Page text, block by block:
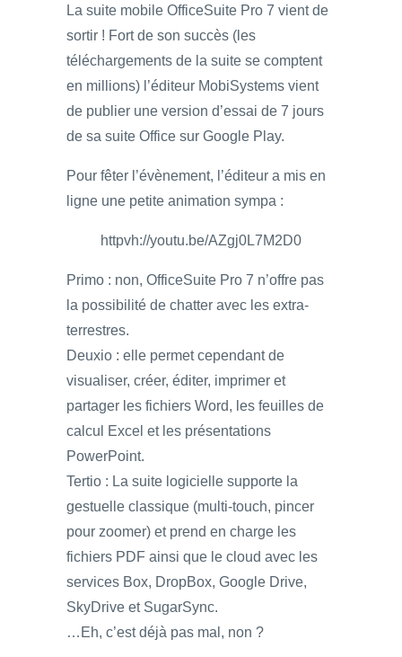
La suite mobile OfficeSuite Pro 7 vient de
sortir ! Fort de son succès (les
téléchargements de la suite se comptent
en millions) l’éditeur MobiSystems vient
de publier une version d’essai de 7 jours
de sa suite Office sur Google Play.
Pour fêter l’évènement, l’éditeur a mis en
ligne une petite animation sympa :
httpvh://youtu.be/AZgj0L7M2D0
Primo : non, OfficeSuite Pro 7 n’offre pas
la possibilité de chatter avec les extra-
terrestres.
Deuxio : elle permet cependant de
visualiser, créer, éditer, imprimer et
partager les fichiers Word, les feuilles de
calcul Excel et les présentations
PowerPoint.
Tertio : La suite logicielle supporte la
gestuelle classique (multi-touch, pincer
pour zoomer) et prend en charge les
fichiers PDF ainsi que le cloud avec les
services Box, DropBox, Google Drive,
SkyDrive et SugarSync.
…Eh, c’est déjà pas mal, non ?